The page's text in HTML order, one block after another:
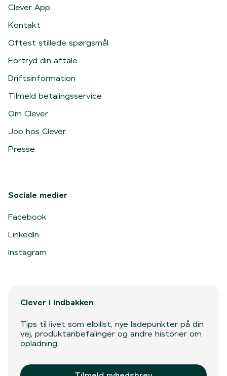
Clever App
Kontakt
Oftest stillede spørgsmål
Fortryd din aftale
Driftsinformation
Tilmeld betalingsservice
Om Clever
Job hos Clever
Presse
Sociale medier
Facebook
LinkedIn
Instagram
Clever i indbakken
Tips til livet som elbilist, nye ladepunkter på din
vej, produktanbefalinger og andre historier om
opladning.